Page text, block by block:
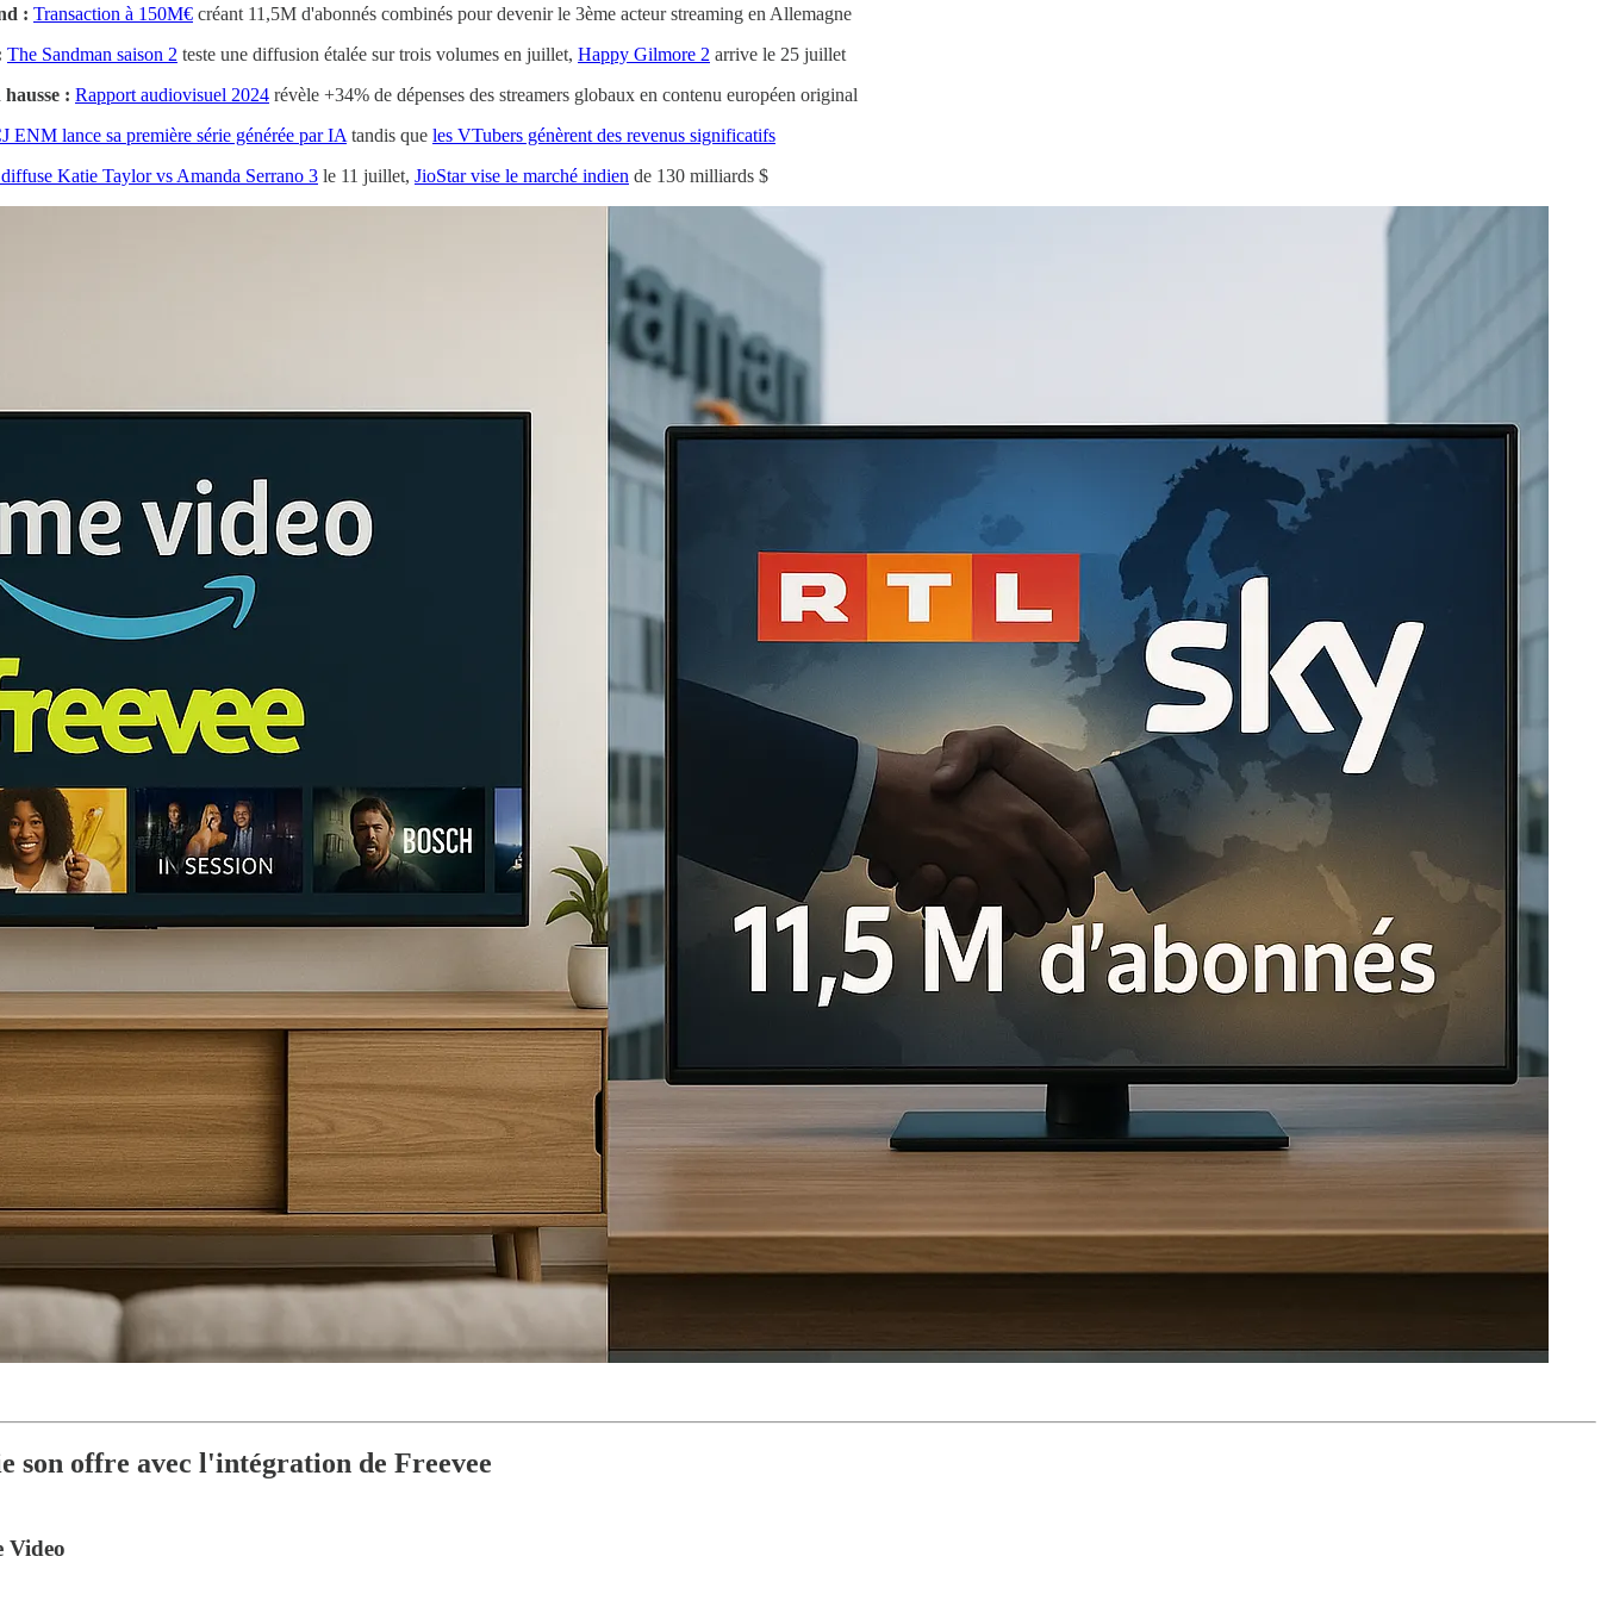
: Transaction à 150M€ créant 11,5M d'abonnés combinés pour devenir le 3ème acteur streaming en Allemagne
The Sandman saison 2 teste une diffusion étalée sur trois volumes en juillet, Happy Gilmore 2 arrive le 25 juillet
: Rapport audiovisuel 2024 révèle +34% de dépenses des streamers globaux en contenu européen original
ENM lance sa première série générée par IA tandis que les VTubers génèrent des revenus significatifs
Katie Taylor vs Amanda Serrano 3 le 11 juillet, JioStar vise le marché indien de 130 milliards $
son offre avec l'intégration de Freevee
Video